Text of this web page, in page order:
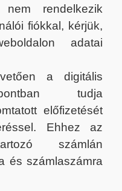
rendelkezik
fiókkal, kérjük,
adatai
a digitális
tudja
előfizetését
Ehhez az
számlán
és számlaszámra